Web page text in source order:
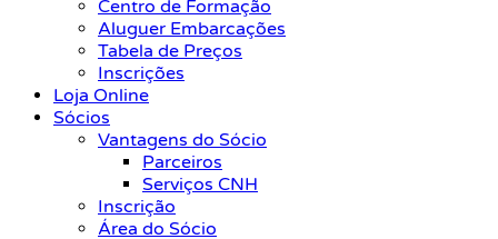
Centro de Formação
Aluguer Embarcações
Tabela de Preços
Inscrições
Loja Online
Sócios
Vantagens do Sócio
Parceiros
Serviços CNH
Inscrição
Área do Sócio